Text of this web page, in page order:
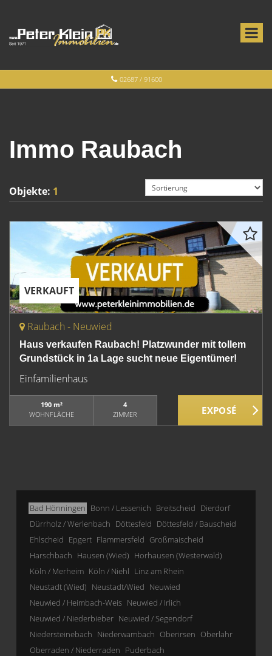
02687 / 91600
Immo Raubach
Objekte: 1
VERKAUFT
Raubach - Neuwied
Haus verkaufen Raubach! Platzwunder mit tollem
Grundstück in 1a Lage sucht neue Eigentümer!
Einfamilienhaus
190 m²
WOHNFLÄCHE
4
ZIMMER
Bad Hönningen Bonn / Lessenich Breitscheid Dierdorf
Dürrholz / Werlenbach Döttesfeld Döttesfeld / Bauscheid
Ehlscheid Epgert Flammersfeld Großmaischeid
Harschbach Hausen (Wied) Horhausen (Westerwald)
Köln / Merheim Köln / Niehl Linz am Rhein
Neustadt (Wied) Neustadt/Wied Neuwied
Neuwied / Heimbach-Weis Neuwied / Irlich
Neuwied / Niederbieber Neuwied / Segendorf
Niedersteinebach Niederwambach Oberirsen Oberlahr
Oberraden / Niederraden Puderbach